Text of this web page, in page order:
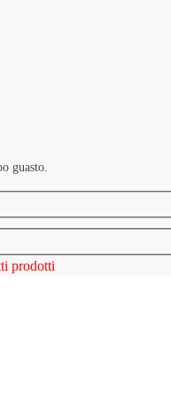
guasto.
prodotti